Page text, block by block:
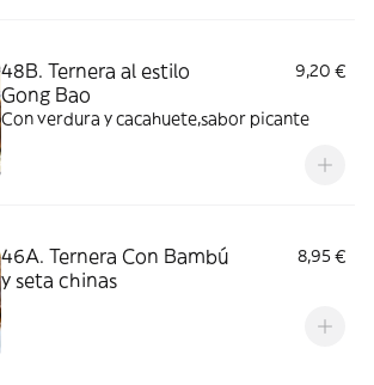
48B. Ternera al estilo
Gong Bao
9,20 €
Con verdura y cacahuete,sabor picante
46A. Ternera Con Bambú
y seta chinas
8,95 €